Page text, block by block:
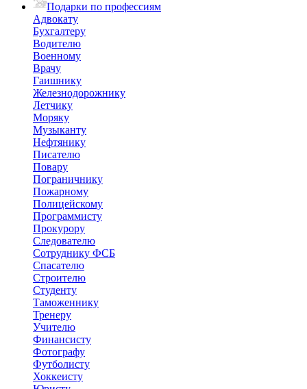
Подарки по профессиям
Адвокату
Бухгалтеру
Водителю
Военному
Врачу
Гаишнику
Железнодорожнику
Летчику
Моряку
Музыканту
Нефтянику
Писателю
Повару
Пограничнику
Пожарному
Полицейскому
Программисту
Прокурору
Следователю
Сотруднику ФСБ
Спасателю
Строителю
Студенту
Таможеннику
Тренеру
Учителю
Финансисту
Фотографу
Футболисту
Хоккеисту